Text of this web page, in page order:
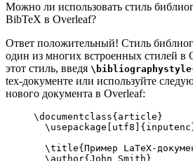
Можно ли использовать стиль
BibTeX в Overleaf?
Ответ положительный! Стиль
один из многих встроенных стилей в
этот стиль, введя
tex-документе или используйте
нового документа в Overleaf:
\documentclass{ article }
\usepackage
utf8 ]{ inputenc
\title{Пример LaTeX-
\author{John Smith}